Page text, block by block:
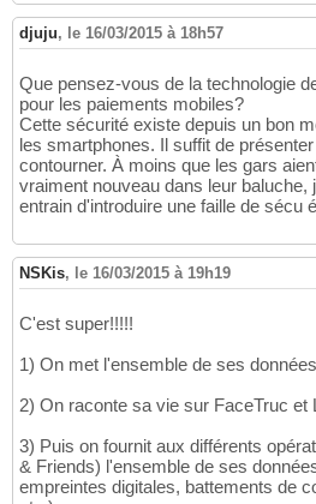
djuju, le 16/03/2015 à 18h57
Que pensez-vous de la technologie
pour les paiements mobiles?
Cette sécurité existe depuis un bon
les smartphones. Il suffit de
contourner. À moins que les gars
vraiment nouveau dans leur
entrain d'introduire une faille de sécu
NSKis, le 16/03/2015 à 19h19
C'est super!!!!!
1) On met l'ensemble de ses
2) On raconte sa vie sur FaceTruc et
3) Puis on fournit aux différents
& Friends) l'ensemble de ses
empreintes digitales, battements de